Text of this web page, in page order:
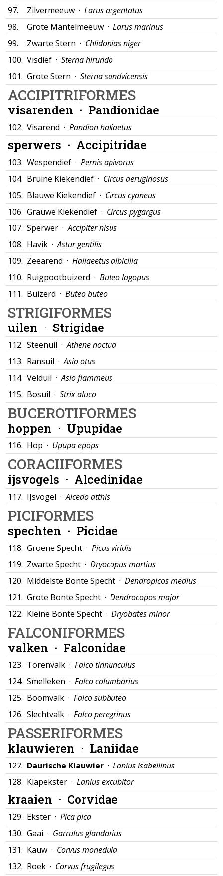
97.
Zilvermeeuw · Larus argentatus
98.
Grote Mantelmeeuw · Larus marinus
99.
Zwarte Stern · Chlidonias niger
100. Visdief · Sterna hirundo
101. Grote Stern · Sterna sandvicensis
ACCIPITRIFORMES
visarenden · Pandionidae
102. Visarend · Pandion haliaetus
sperwers · Accipitridae
103. Wespendief · Pernis apivorus
104. Bruine Kiekendief · Circus aeruginosus
105. Blauwe Kiekendief · Circus cyaneus
106. Grauwe Kiekendief · Circus pygargus
107. Sperwer ·Accipiter nisus
108. Havik ·Astur gentilis
109. Zeearend · Haliaeetus albicilla
110. Ruigpootbuizerd · Buteo lagopus
111. Buizerd · Buteo buteo
STRIGIFORMES
uilen · Strigidae
112. Steenuil ·Athene noctua
113. Ransuil ·Asio otus
114. Velduil ·Asio flammeus
115. Bosuil · Strix aluco
BUCEROTIFORMES
hoppen · Upupidae
116. Hop · Upupa epops
CORACIIFORMES
ijsvogels · Alcedinidae
117. IJsvogel ·Alcedo atthis
PICIFORMES
spechten · Picidae
118. Groene Specht · Picus viridis
119. Zwarte Specht · Dryocopus martius
120. Middelste Bonte Specht · Dendropicos medius
121. Grote Bonte Specht · Dendrocopos major
122. Kleine Bonte Specht · Dryobates minor
FALCONIFORMES
valken · Falconidae
123. Torenvalk · Falco tinnunculus
124. Smelleken · Falco columbarius
125. Boomvalk · Falco subbuteo
126. Slechtvalk · Falco peregrinus
PASSERIFORMES
klauwieren · Laniidae
127. Daurische Klauwier · Lanius isabellinus
128. Klapekster · Lanius excubitor
kraaien · Corvidae
129. Ekster · Pica pica
130. Gaai · Garrulus glandarius
131. Kauw · Corvus monedula
132. Roek · Corvus frugilegus